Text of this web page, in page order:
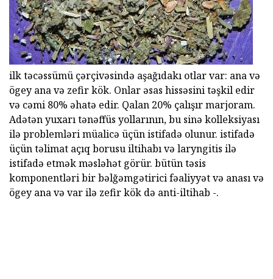
ilk təcəssümü çərçivəsində aşağıdakı otlar var: ana və
ögey ana və zefir kök. Onlar əsas hissəsini təşkil edir
və cəmi 80% əhatə edir. Qalan 20% çalışır marjoram.
Adətən yuxarı tənəffüs yollarının, bu sinə kolleksiyası
ilə problemləri müalicə üçün istifadə olunur. istifadə
üçün təlimat açıq borusu iltihabı və laryngitis ilə
istifadə etmək məsləhət görür. bütün təsis
komponentləri bir bəlğəmgətirici fəaliyyət və anası və
ögey ana və var ilə zefir kök də anti-iltihab -.